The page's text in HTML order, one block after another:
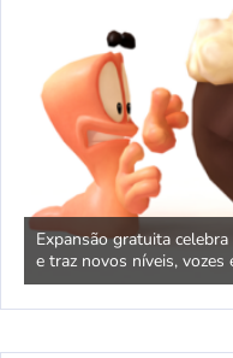
Expansão gratuita
e traz novos níveis, vozes